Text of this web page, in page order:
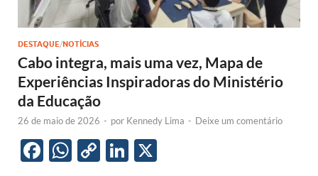
DESTAQUE/NOTÍCIAS
Cabo integra, mais uma vez, Mapa de
Experiências Inspiradoras do Ministério
da Educação
26 de maio de 2026 - por Kennedy Lima - Deixe um comentário
F
W C
Li